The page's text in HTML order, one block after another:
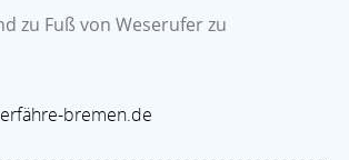
zu Fuß von Weserufer zu
bremen.de